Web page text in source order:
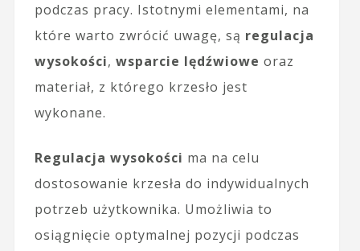
podczas pracy. Istotnymi elementami, na
które warto zwrócić uwagę, są regulacja
wysokości, wsparcie lędźwiowe oraz
materiał, z którego krzesło jest
wykonane.
Regulacja wysokości ma na celu
dostosowanie krzesła do indywidualnych
potrzeb użytkownika. Umożliwia to
osiągnięcie optymalnej pozycji podczas